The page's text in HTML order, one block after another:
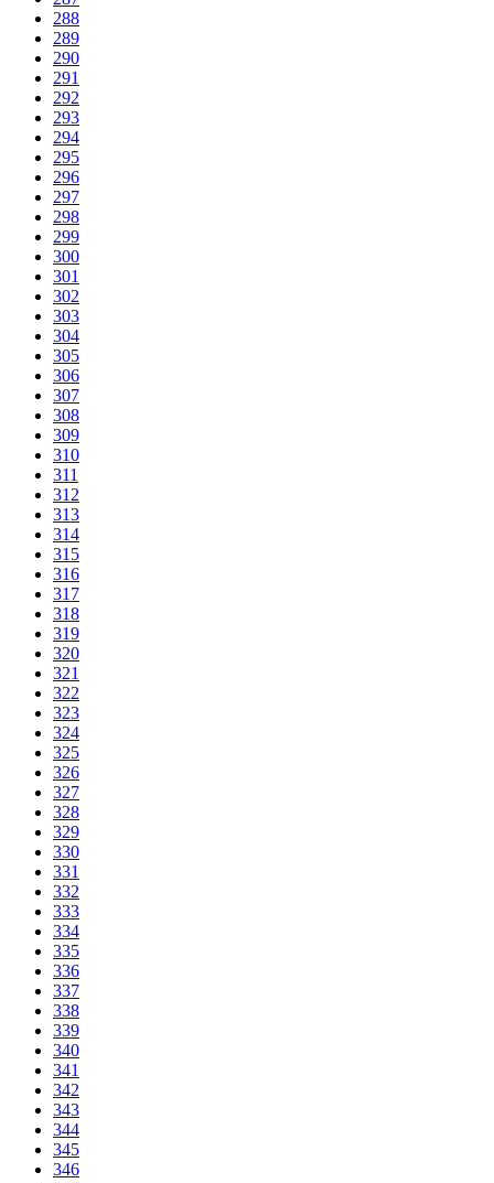
288
289
290
291
292
293
294
295
296
297
298
299
300
301
302
303
304
305
306
307
308
309
310
311
312
313
314
315
316
317
318
319
320
321
322
323
324
325
326
327
328
329
330
331
332
333
334
335
336
337
338
339
340
341
342
343
344
345
346